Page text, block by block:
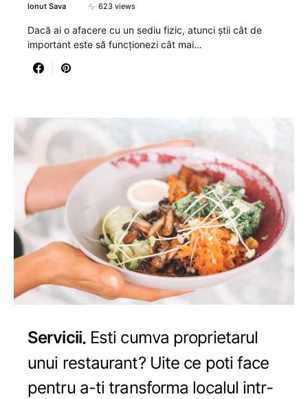
Ionut Sava 623 views
Dacă ai o afacere cu un sediu fizic, atunci știi cât de
important este să funcționezi cât mai…
Servicii Esti cumva proprietarul
unui restaurant? Uite ce poti face
pentru a-ti transforma localul intr-